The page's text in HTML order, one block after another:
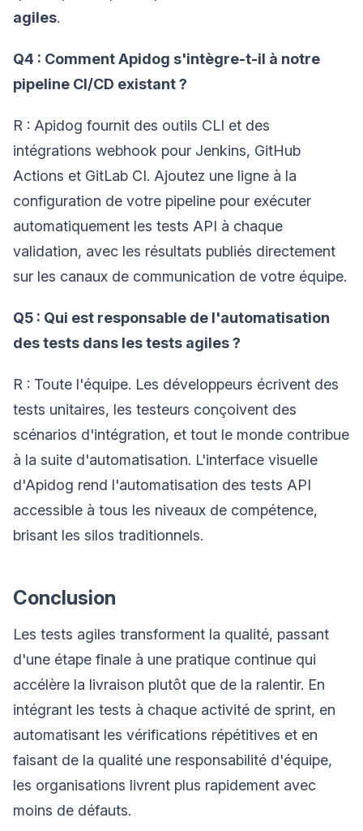
agiles.
Q4 : Comment Apidog s'intègre-t-il à notre
pipeline CI/CD existant ?
R : Apidog fournit des outils CLI et des
intégrations webhook pour Jenkins, GitHub
Actions et GitLab CI. Ajoutez une ligne à la
configuration de votre pipeline pour exécuter
automatiquement les tests API à chaque
validation, avec les résultats publiés directement
sur les canaux de communication de votre équipe.
Q5 : Qui est responsable de l'automatisation
des tests dans les tests agiles ?
R : Toute l'équipe. Les développeurs écrivent des
tests unitaires, les testeurs conçoivent des
scénarios d'intégration, et tout le monde contribue
à la suite d'automatisation. L'interface visuelle
d'Apidog rend l'automatisation des tests API
accessible à tous les niveaux de compétence,
brisant les silos traditionnels.
Conclusion
Les tests agiles transforment la qualité, passant
d'une étape finale à une pratique continue qui
accélère la livraison plutôt que de la ralentir. En
intégrant les tests à chaque activité de sprint, en
automatisant les vérifications répétitives et en
faisant de la qualité une responsabilité d'équipe,
les organisations livrent plus rapidement avec
moins de défauts.